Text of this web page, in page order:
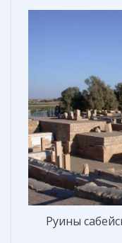
Руины